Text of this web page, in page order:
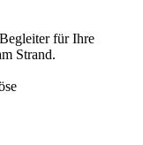
für Ihre
Strand.